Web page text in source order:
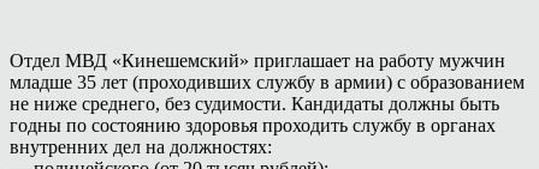
Отдел МВД «Кинешемский» приглашает на работу мужчин
младше 35 лет (проходивших службу в армии) с образованием
не ниже среднего, без судимости. Кандидаты должны быть
годны по состоянию здоровья проходить службу в органах
внутренних дел на должностях: